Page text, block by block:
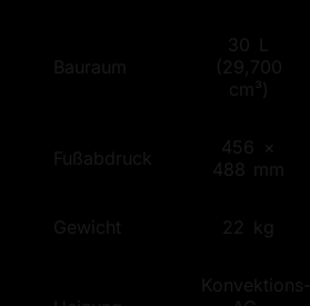
Bauraum
30 L
(29,700
cm³)
Fußabdruck
456 ×
488 mm
Gewicht 22 kg
Konvektions-